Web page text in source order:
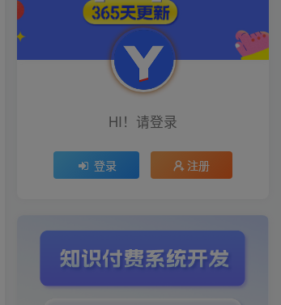
HI！请登录
登录 注册